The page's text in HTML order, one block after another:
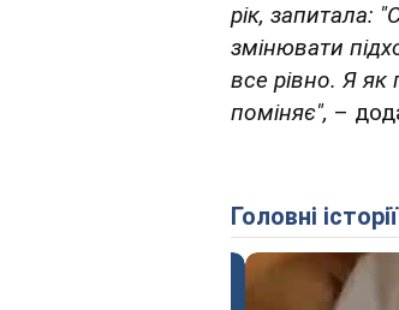
рік, запитала:
змінювати
все рівно. Я як
поміняє", –
Головні